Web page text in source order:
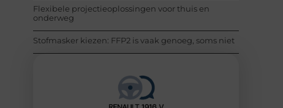
Flexibele projectieoplossingen voor thuis en
onderweg
Stofmasker kiezen: FFP2 is vaak genoeg, soms niet